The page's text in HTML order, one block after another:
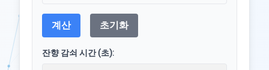
계산 초기화
잔향 감쇠 시간 (초):